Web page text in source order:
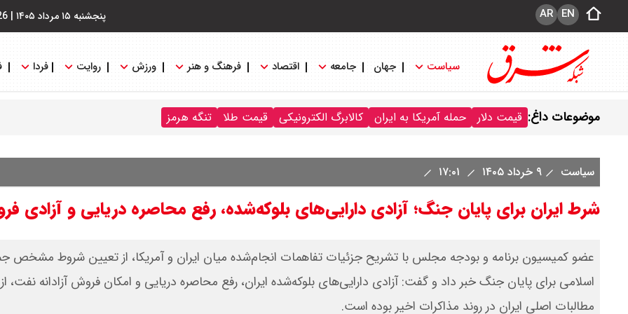
پنجشنبه ۱۵ مرداد ۱۴۰۵ | EN
AR
سیاست جهان جامعه اقتصاد فرهنگ و هنر ورزش روایت فردا
موضوعات داغ: قیمت دلار حمله آمریکا به ایران کالابرگ الکترونیکی قیمت طلا تنگه هرمز
سیاست ۹ خرداد ۱۴۰۵
شرط ایران برای پایان جنگ؛ آزادی دارایی‌های بلوکه‌شده، رفع محاصره دریایی و آزادی
​عضو کمیسیون برنامه و بودجه مجلس با تشریح جزئیات تفاهمات انجام‌شده میان ایران و آمریکا، از تعیین شروط مشخص
اسلامی برای پایان جنگ خبر داد و گفت: آزادی دارایی‌های بلوکه‌شده ایران، رفع محاصره دریایی و امکان فروش آزادانه نفت،
مطالبات اصلی ایران در روند مذاکرات اخیر بوده است.